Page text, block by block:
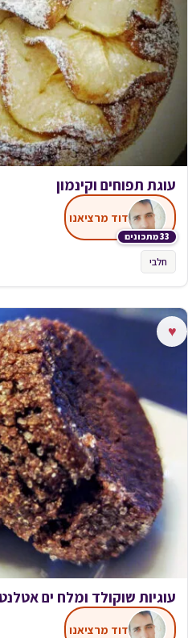
עוגת תפוחים וקינמון
33 מתכונים
דוד מרציאנו
חלבי
♥
עוגיות שוקולד ומלח ים
דוד מרציאנו